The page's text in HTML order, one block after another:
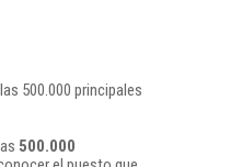
500.000 principales
500.000